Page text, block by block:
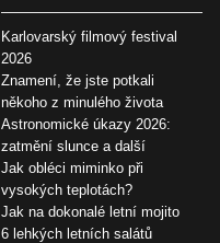
Karlovarský filmový festival
2026
Znamení, že jste potkali
někoho z minulého života
Astronomické úkazy 2026:
zatmění slunce a další
Jak obléci miminko při
vysokých teplotách?
Jak na dokonalé letní mojito
6 lehkých letních salátů